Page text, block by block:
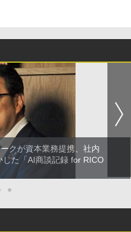
クが資本業務提携、社内
た「AI商談記録 for RICO
●